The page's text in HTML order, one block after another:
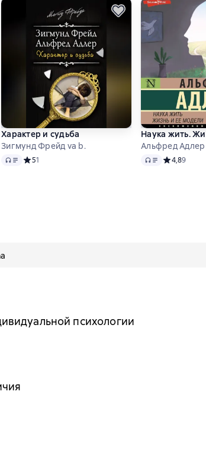
величия
Характер и судьба
Зигмунд Фрейд va b.
Audio Средний рейтинг 5 на основе 1 оценок
51
Наука жить.
Альфред Адлер
Audio Средний
4,89
психологии